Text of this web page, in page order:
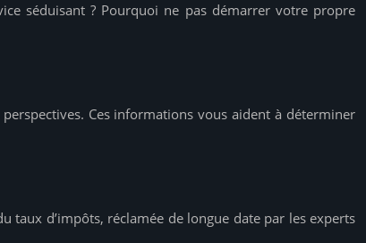
séduisant ? Pourquoi ne pas démarrer votre propre
Ces informations vous aident à déterminer
taux d’impôts, réclamée de longue date par les experts